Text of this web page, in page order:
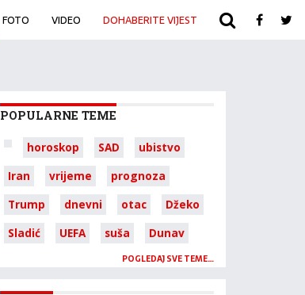
FOTO VIDEO DOHABERITE VIJEST ARHIVA
POPULARNE TEME
horoskop SAD
ubistvo
Iran
vrijeme
prognoza
Trump
dnevni otac
Džeko
Sladić
UEFA suša Dunav
POGLEDAJ SVE TEME…